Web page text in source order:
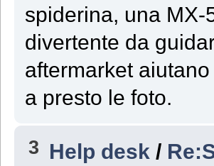
spiderina, una
divertente da
aftermarket
a presto le foto.
3 Help desk /